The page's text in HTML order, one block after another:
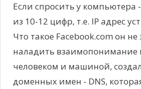
Если спросить у компьютера
из 10-12 цифр, т.е. IP адрес
Что такое Facebook.com он
наладить взаимопонимание
человеком и машиной,
доменных имен - DNS,